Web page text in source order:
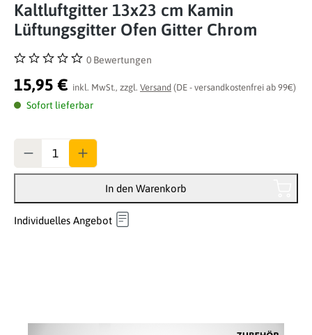
Kaltluftgitter 13x23 cm Kamin
Lüftungsgitter Ofen Gitter Chrom
Durchschnittliche Bewertung von 0 von 5 Sternen
0 Bewertungen
15,95 € inkl. MwSt., zzgl. Versand (DE - versandkostenfrei ab 99€)
Sofort lieferbar
In den Warenkorb
Individuelles Angebot